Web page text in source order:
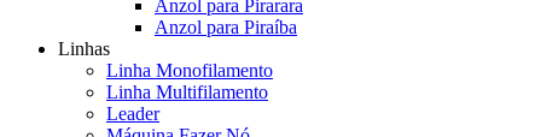
Anzol para Pirarara
Anzol para Piraíba
Linhas
Linha Monofilamento
Linha Multifilamento
Leader